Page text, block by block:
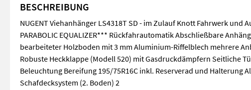
BESCHREIBUNG
NUGENT Viehanhänger LS4318T SD - im Zulauf Knott Fahrwerk
PARABOLIC EQUALIZER*** Rückfahrautomatik Abschließbare
bearbeiteter Holzboden mit 3 mm Aluminium-Riffelblech mehrere
Robuste Heckklappe (Modell 520) mit Gasdruckdämpfern Seitliche
Beleuchtung Bereifung 195/75R16C inkl. Reserverad und
Schafdecksystem (2. Boden) 2